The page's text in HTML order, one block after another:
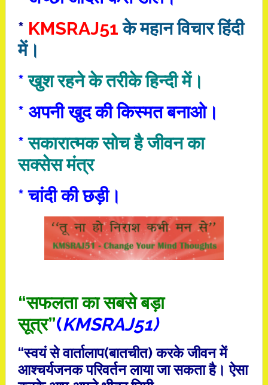
* KMSRAJ51 के महान विचार हिंदी
में।
* खुश रहने के तरीके हिन्दी में।
* अपनी खुद की किस्मत बनाओ।
*सकारात्‍मक सोच है जीवन का
सक्‍सेस मंत्र
* चांदी की छड़ी।
“सफलता का सबसे बड़ा
सूत्र”(KMSRAJ51)
“स्वयं से वार्तालाप(बातचीत) करके जीवन में
आश्चर्यजनक परिवर्तन लाया जा सकता है। ऐसा